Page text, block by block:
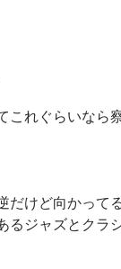
れぐらいなら
だけど向かって
るジャズとクラ